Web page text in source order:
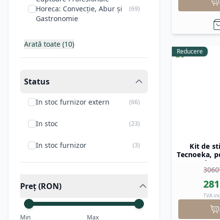
clienții care își extind sau
: Prin
utilizează echipamentele la
Horeca: Convecție, Abur și
Gastronomie
(69)
Black Friday
Arată toate (10)
Status
In stoc furnizor extern (66)
In stoc (23)
In stoc furnizor (3)
Preț (RON)
Min Max
Reducere
Kit de
Tecnoeka,
MKF464 la
MKF1064,
3060
TVA